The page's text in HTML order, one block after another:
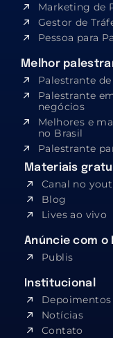
Marketing de
Gestor de
Pessoa para
Melhor
Palestrante
Palestrante
negócios
Melhores e
no Brasil
Palestrante
Materiais
Canal no
Blog
Lives ao vivo
Anúncie com o
Publis
Institucional
Depoimentos
Notícias
Contato